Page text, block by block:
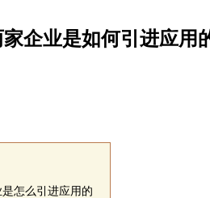
企业是如何引进应用
怎么引进应用的